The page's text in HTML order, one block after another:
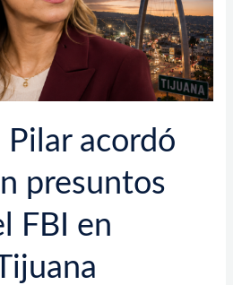
Pilar acordó
presuntos
FBI en